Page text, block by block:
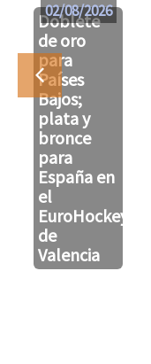
Doblete
de oro
para
Países
Bajos;
plata y
bronce
para
España en
el
EuroHockeyU21
de
Valencia
02/08/2026